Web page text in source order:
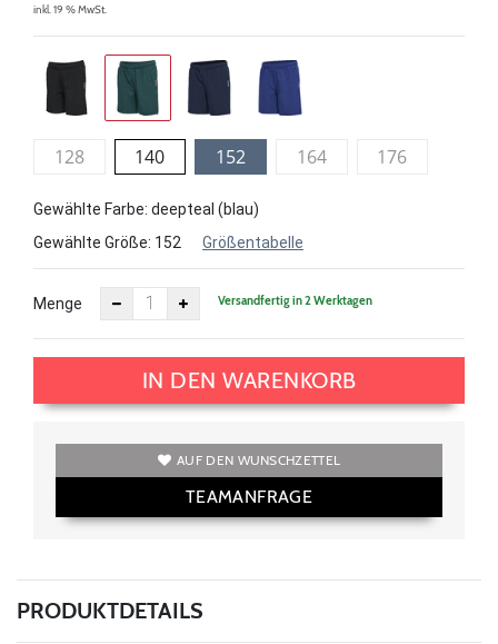
inkl. 19 % MwSt.
128 140 152 164 176
Gewählte Farbe: deepteal (blau)
Gewählte Größe: 152 Größentabelle
Menge Versandfertig in 2 Werktagen
IN DEN WARENKORB
AUF DEN WUNSCHZETTEL
TEAMANFRAGE
PRODUKTDETAILS